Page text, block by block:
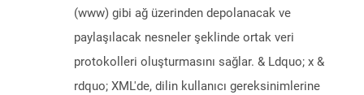
(www) gibi ağ üzerinden depolanacak ve
paylaşılacak nesneler şeklinde ortak veri
protokolleri oluşturmasını sağlar. & Ldquo; x &
rdquo; XML'de, dilin kullanıcı gereksinimlerine